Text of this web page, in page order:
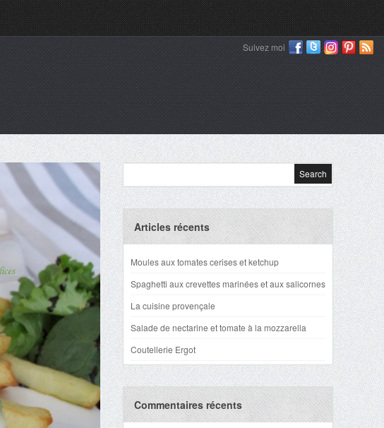
Suivez moi
Articles récents
Moules aux tomates cerises et ketchup
Spaghetti aux crevettes marinées et aux salicornes
La cuisine provençale
Salade de nectarine et tomate à la mozzarella
Coutellerie Ergot
Commentaires récents